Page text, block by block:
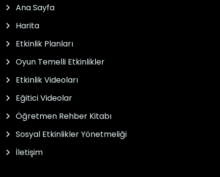
Ana Sayfa
Harita
Etkinlik Planları
Oyun Temelli Etkinlikler
Etkinlik Videoları
Eğitici Videolar
Öğretmen Rehber Kitabı
Sosyal Etkinlikler Yönetmeliği
İletişim